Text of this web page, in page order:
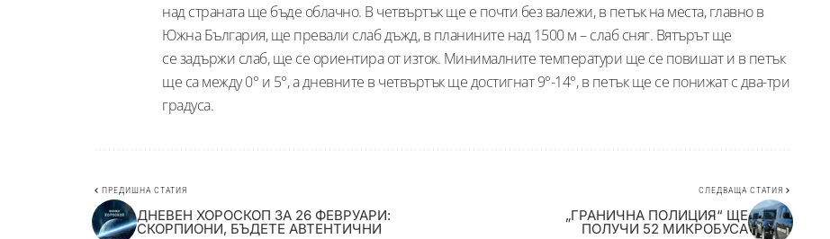
над страната ще бъде облачно. В четвъртък ще е почти без валежи, в петък на места, главно в
Южна България, ще превали слаб дъжд, в планините над 1500 м – слаб сняг. Вятърът ще
се задържи слаб, ще се ориентира от изток. Минималните температури ще се повишат и в петък
ще са между 0° и 5°, а дневните в четвъртък ще достигнат 9°-14°, в петък ще се понижат с два-три
градуса.
ПРЕДИШНА СТАТИЯ
ДНЕВЕН ХОРОСКОП ЗА 26 ФЕВРУАРИ:
СКОРПИОНИ, БЪДЕТЕ АВТЕНТИЧНИ
СЛЕДВАЩА СТАТИЯ
„ГРАНИЧНА ПОЛИЦИЯ“ ЩЕ
ПОЛУЧИ 52 МИКРОБУСА